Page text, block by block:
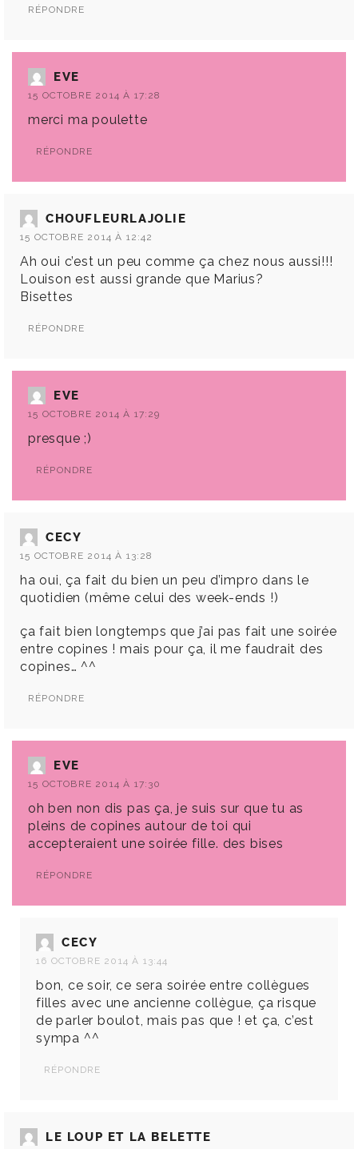
RÉPONDRE
EVE
15 OCTOBRE 2014 À 17:28
merci ma poulette
RÉPONDRE
CHOUFLEURLAJOLIE
15 OCTOBRE 2014 À 12:42
Ah oui c’est un peu comme ça chez nous aussi!!!
Louison est aussi grande que Marius?
Bisettes
RÉPONDRE
EVE
15 OCTOBRE 2014 À 17:29
presque ;)
RÉPONDRE
CECY
15 OCTOBRE 2014 À 13:28
ha oui, ça fait du bien un peu d’impro dans le
quotidien (même celui des week-ends !)
ça fait bien longtemps que j’ai pas fait une soirée
entre copines ! mais pour ça, il me faudrait des
copines… ^^
RÉPONDRE
EVE
15 OCTOBRE 2014 À 17:30
oh ben non dis pas ça, je suis sur que tu as
pleins de copines autour de toi qui
accepteraient une soirée fille. des bises
RÉPONDRE
CECY
16 OCTOBRE 2014 À 13:44
bon, ce soir, ce sera soirée entre collègues
filles avec une ancienne collègue, ça risque
de parler boulot, mais pas que ! et ça, c’est
sympa ^^
RÉPONDRE
LE LOUP ET LA BELETTE